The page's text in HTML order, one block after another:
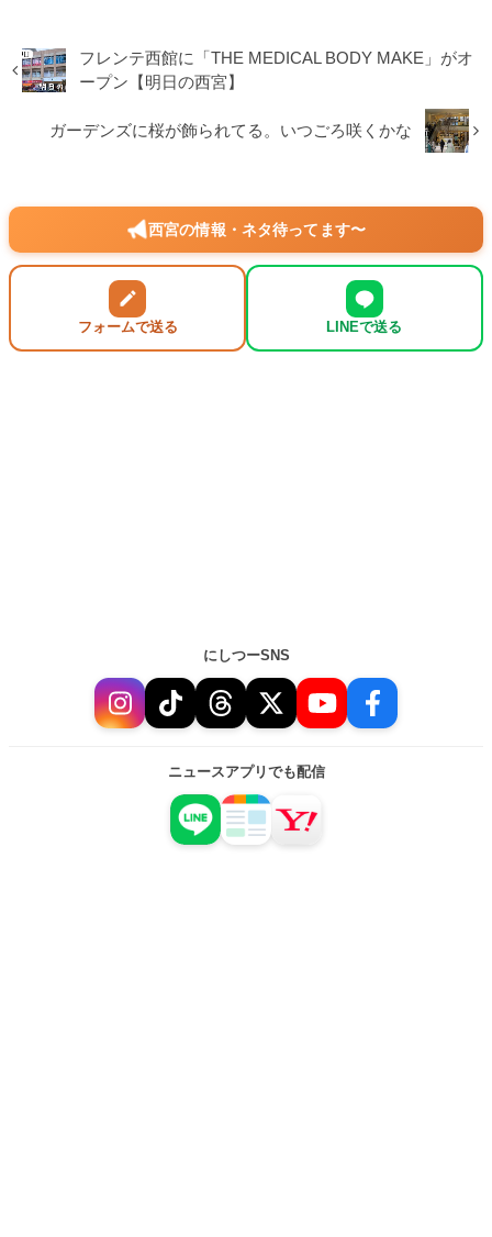
フレンテ西館に「THE MEDICAL BODY MAKE」がオ
ープン【明日の西宮】
ガーデンズに桜が飾られてる。いつごろ咲くかな
西宮の情報・ネタ待ってます〜
フォームで送る LINEで送る
にしつーSNS
ニュースアプリでも配信